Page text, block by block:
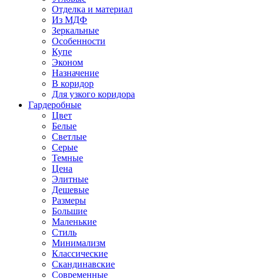
Отделка и материал
Из МДФ
Зеркальные
Особенности
Купе
Эконом
Назначение
В коридор
Для узкого коридора
Гардеробные
Цвет
Белые
Светлые
Серые
Темные
Цена
Элитные
Дешевые
Размеры
Большие
Маленькие
Стиль
Минимализм
Классические
Скандинавские
Современные